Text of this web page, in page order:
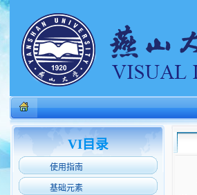
VI目录
使用指南
基础元素